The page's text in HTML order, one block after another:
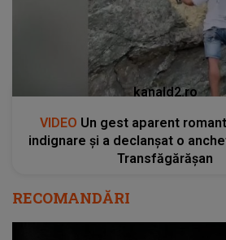
kanald2.ro
VIDEO Un gest aparent
indignare și a declanșat o
Transfăgărășan
RECOMANDĂRI